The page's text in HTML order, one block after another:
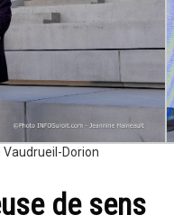
Vaudrueil-Dorion
de sens